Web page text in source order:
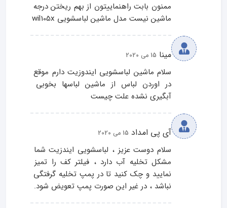
ممنون بابت راهنماییتون از بهم ریختن درجه
ماشین نیست مدل ماشین لباسشویی wil105x
مینا 15 می 2020
سلام ماشین لباسشویی ایندوزیت دارم موقع
در اوردن لباس از ماشین لباسها بخوبی
آبگیری نشده علت چیست
آی پی امداد 15 می 2020
سلام دوست عزیز ، لباسشویی ایندزیت شما
مشکل تخلیه آب دارد ، فیلتر کف را تمیز
نمایید و چک کنید تا در پمپ تخلیه گرفتگی
نباشد ، در غیر این صورت پمپ تعویض شود.